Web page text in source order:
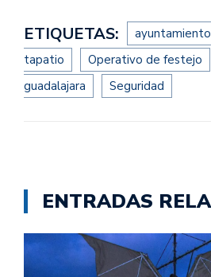
ETIQUETAS:
ayuntamiento
tapatio
Operativo de festejo
guadalajara
Seguridad
ENTRADAS